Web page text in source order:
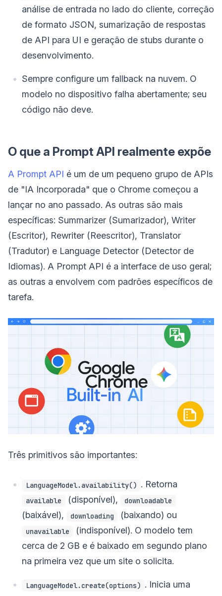
análise de entrada no lado do cliente, correção
de formato JSON, sumarização de respostas
de API para UI e geração de stubs durante o
desenvolvimento.
Sempre configure um fallback na nuvem. O
modelo no dispositivo falha abertamente; seu
código não deve.
O que a Prompt API realmente expõe
A Prompt API é um de um pequeno grupo de APIs
de "IA Incorporada" que o Chrome começou a
lançar no ano passado. As outras são mais
específicas: Summarizer (Sumarizador), Writer
(Escritor), Rewriter (Reescritor), Translator
(Tradutor) e Language Detector (Detector de
Idiomas). A Prompt API é a interface de uso geral;
as outras a envolvem com padrões específicos de
tarefa.
Três primitivos são importantes:
LanguageModel.availability() . Retorna
available (disponível), downloadable
(baixável), downloading (baixando) ou
unavailable
(indisponível). O modelo tem
cerca de 2 GB e é baixado em segundo plano
na primeira vez que um site o solicita.
LanguageModel.create(options) . Inicia uma